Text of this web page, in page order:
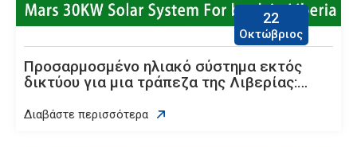
22
Οκτώβριος
Προσαρμοσμένο ηλιακό σύστημα εκτός
δικτύου για μια τράπεζα της Λιβερίας:
Διαβάστε περισσότερα